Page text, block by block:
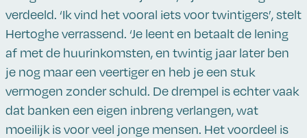
verdeeld. ‘Ik vind het vooral iets voor twintigers’, stelt
Hertoghe verrassend. ‘Je leent en betaalt de lening
af met de huurinkomsten, en twintig jaar later ben
je nog maar een veertiger en heb je een stuk
vermogen zonder schuld. De drempel is echter vaak
dat banken een eigen inbreng verlangen, wat
moeilijk is voor veel jonge mensen. Het voordeel is